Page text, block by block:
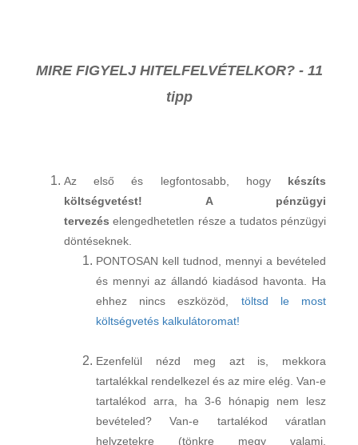
MIRE FIGYELJ HITELFELVÉTELKOR? - 11
tipp
Az első és legfontosabb, hogy készíts
költségvetést! A pénzügyi
tervezés elengedhetetlen része a tudatos pénzügyi
döntéseknek.
PONTOSAN kell tudnod, mennyi a bevételed
és mennyi az állandó kiadásod havonta. Ha
ehhez nincs eszközöd, töltsd le most
költségvetés kalkulátoromat!
Ezenfelül nézd meg azt is, mekkora
tartalékkal rendelkezel és az mire elég. Van-e
tartalékod arra, ha 3-6 hónapig nem lesz
bevételed? Van-e tartalékod váratlan
helyzetekre (tönkre megy valami,